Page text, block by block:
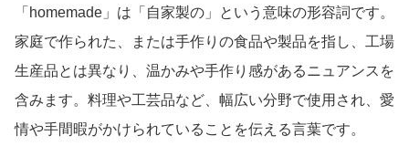
「homemade」は「自家製の」という意味の形容詞です。
家庭で作られた、または手作りの食品や製品を指し、工場
生産品とは異なり、温かみや手作り感があるニュアンスを
含みます。料理や工芸品など、幅広い分野で使用され、愛
情や手間暇がかけられていることを伝える言葉です。